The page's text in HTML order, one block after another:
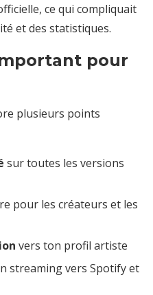
ce qui compliquait
et des statistiques.
pour
plusieurs points
sur toutes les versions
pour les créateurs et les
vers ton profil artiste
streaming vers Spotify et